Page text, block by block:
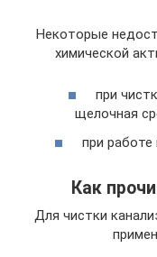
Некоторые
химической
при
щелочная
при
Как
Для чистки